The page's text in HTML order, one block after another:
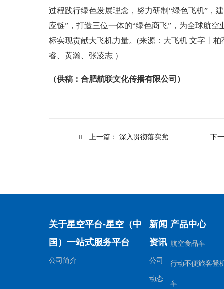
过程践行绿色发展理念，努力研制“绿色飞机”，
应链”，打造三位一体的“绿色商飞”，为全球航空
标实现贡献大飞机力量。(来源：大飞机 文字丨
睿、黄瀚、张凌志 ）
（供稿：合肥航联文化传播有限公司）
上一篇： 深入贯彻落实党 下
关于星空平台-星空（中
国）一站式服务平台
公司简介
新闻
资讯
公司
动态
产品中心
航空食品车
行动不便旅客登
车